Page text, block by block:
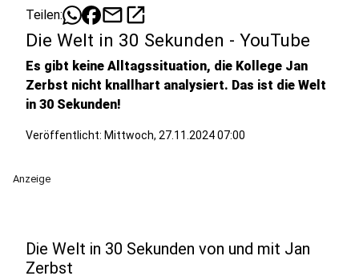
Teilen: mailopen_in_new
Die Welt in 30 Sekunden - YouTube
Es gibt keine Alltagssituation, die Kollege Jan
Zerbst nicht knallhart analysiert. Das ist die Welt
in 30 Sekunden!
Veröffentlicht: Mittwoch, 27.11.2024 07:00
Anzeige
Die Welt in 30 Sekunden von und mit Jan
Zerbst